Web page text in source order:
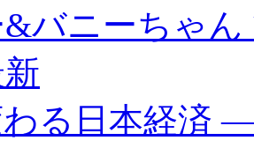
バニーちゃ
る日本経済